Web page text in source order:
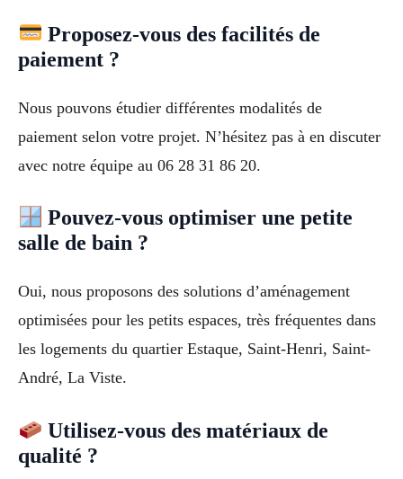
Proposez-vous des facilités de
paiement ?
Nous pouvons étudier différentes modalités de
paiement selon votre projet. N’hésitez pas à en discuter
avec notre équipe au 06 28 31 86 20.
Pouvez-vous optimiser une petite
salle de bain ?
Oui, nous proposons des solutions d’aménagement
optimisées pour les petits espaces, très fréquentes dans
les logements du quartier Estaque, Saint-Henri, Saint-
André, La Viste.
Utilisez-vous des matériaux de
qualité ?